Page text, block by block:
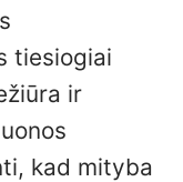
tiesiogiai
ir
kad mityba